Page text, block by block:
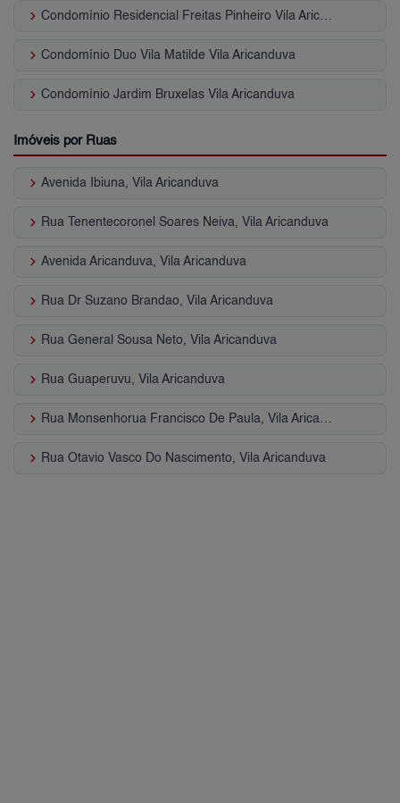
keyboard_arrow_right
keyboard_arrow_right Condomínio Duo Vila Matilde Vila Aricanduva
keyboard_arrow_right Condomínio Jardim Bruxelas Vila Aricanduva
Imóveis por Ruas
keyboard_arrow_right Avenida Ibiuna, Vila Aricanduva
keyboard_arrow_right Rua Tenentecoronel Soares Neiva, Vila Aricanduva
keyboard_arrow_right Avenida Aricanduva, Vila Aricanduva
keyboard_arrow_right Rua Dr Suzano Brandao, Vila Aricanduva
keyboard_arrow_right Rua General Sousa Neto, Vila Aricanduva
keyboard_arrow_right Rua Guaperuvu, Vila Aricanduva
keyboard_arrow_right
keyboard_arrow_right Rua Otavio Vasco Do Nascimento, Vila Aricanduva